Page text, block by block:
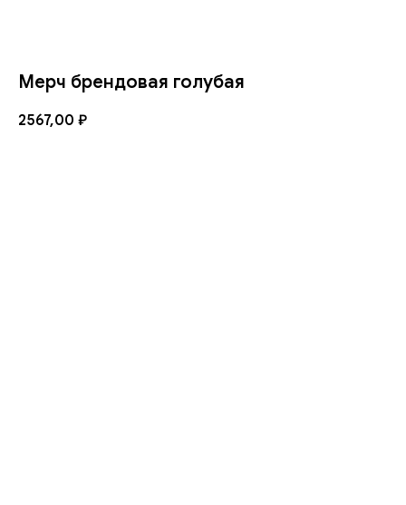
Мерч брендовая голубая
2567,00 ₽